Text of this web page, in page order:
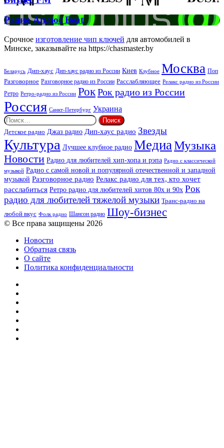
Радио
Аплюс
Beat
Радио Аплюс Beat
Срочное изготовление чип ключей для автомобилей в
Минске, заказывайте на https://chasmaster.by
Беларусь Дип-хаус Дип-хаус радио из России Киев Клубное Москва Поп
Разговорное Разговорное радио из России Расслабляющее Релакс радио из России
Ретро Ретро-радио из России РокРок радио из России
Россия Санкт-Петербург Украина
Найти:
Детское радио Джаз радио Дип-хаус радио Звезды
Культура Лучшее клубное радио МедиаМузыка
Новости Радио для любителей хип-хопа и рэпа Радио с классической
музыкой Радио с самой новой и популярной отечественной и западной
музыкой Разговорное радио Релакс радио для тех, кто хочет
расслабиться Ретро радио для любителей хитов 80х и 90х Рок
радио для любителей тяжелой музыки Транс-радио на
любой вкус Фолк радио Шансон радио Шоу-бизнес
© Все права защищены 2026
Новости
Обратная связь
О сайте
Политика конфиденциальности